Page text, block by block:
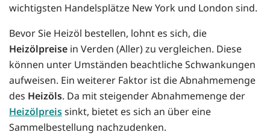
wichtigsten Handelsplätze New York und London sind.
Bevor Sie Heizöl bestellen, lohnt es sich, die
Heizölpreise in Verden (Aller) zu vergleichen. Diese
können unter Umständen beachtliche Schwankungen
aufweisen. Ein weiterer Faktor ist die Abnahmemenge
des Heizöls. Da mit steigender Abnahmemenge der
Heizölpreissinkt, bietet es sich an über eine
Sammelbestellung nachzudenken.